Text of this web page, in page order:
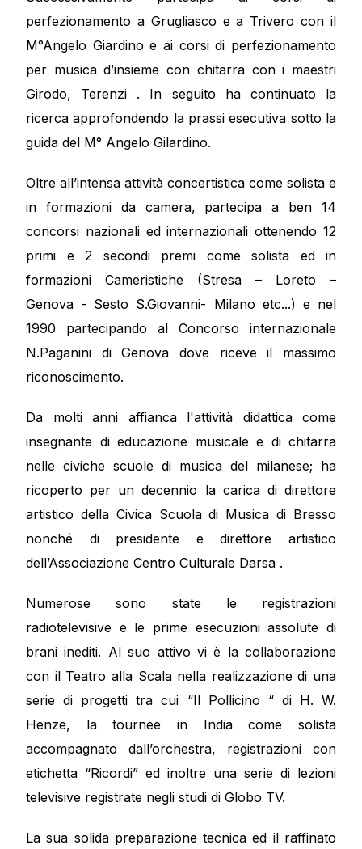
perfezionamento a Grugliasco e a Trivero con il
M°Angelo Giardino e ai corsi di perfezionamento
per musica d’insieme con chitarra con i maestri
Girodo, Terenzi . In seguito ha continuato la
ricerca approfondendo la prassi esecutiva sotto la
guida del M° Angelo Gilardino.
Oltre all’intensa attività concertistica come solista e
in formazioni da camera, partecipa a ben 14
concorsi nazionali ed internazionali ottenendo 12
primi e 2 secondi premi come solista ed in
formazioni Cameristiche (Stresa – Loreto –
Genova - Sesto S.Giovanni- Milano etc...) e nel
1990 partecipando al Concorso internazionale
N.Paganini di Genova dove riceve il massimo
riconoscimento.
Da molti anni affianca l'attività didattica come
insegnante di educazione musicale e di chitarra
nelle civiche scuole di musica del milanese; ha
ricoperto per un decennio la carica di direttore
artistico della Civica Scuola di Musica di Bresso
nonché di presidente e direttore artistico
dell’Associazione Centro Culturale Darsa .
Numerose sono state le registrazioni
radiotelevisive e le prime esecuzioni assolute di
brani inediti. Al suo attivo vi è la collaborazione
con il Teatro alla Scala nella realizzazione di una
serie di progetti tra cui “Il Pollicino “ di H. W.
Henze, la tournee in India come solista
accompagnato dall’orchestra, registrazioni con
etichetta “Ricordi” ed inoltre una serie di lezioni
televisive registrate negli studi di Globo TV.
La sua solida preparazione tecnica ed il raffinato